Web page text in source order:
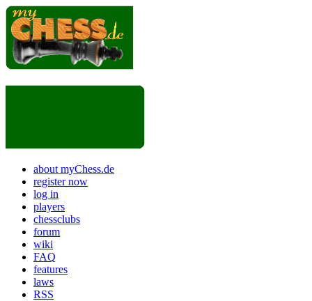
about myChess.de
register now
log in
players
chessclubs
forum
wiki
FAQ
features
laws
RSS